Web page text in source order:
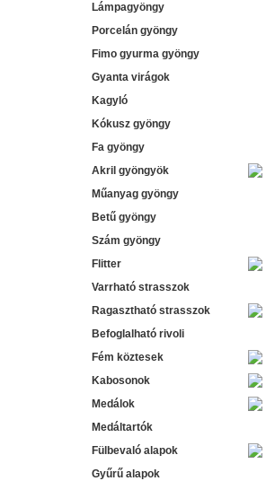
Lámpagyöngy
Porcelán gyöngy
Fimo gyurma gyöngy
Gyanta virágok
Kagyló
Kókusz gyöngy
Fa gyöngy
Akril gyöngyök
Műanyag gyöngy
Betű gyöngy
Szám gyöngy
Flitter
Varrható strasszok
Ragasztható strasszok
Befoglalható rivoli
Fém köztesek
Kabosonok
Medálok
Medáltartók
Fülbevaló alapok
Gyűrű alapok